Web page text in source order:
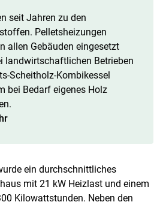
seit Jahren zu den
Pelletsheizungen
allen Gebäuden eingesetzt
landwirtschaftlichen Betrieben
Scheitholz-Kombikessel
bei Bedarf eigenes Holz
ein durchschnittliches
mit 21 kW Heizlast und einem
Kilowattstunden. Neben den